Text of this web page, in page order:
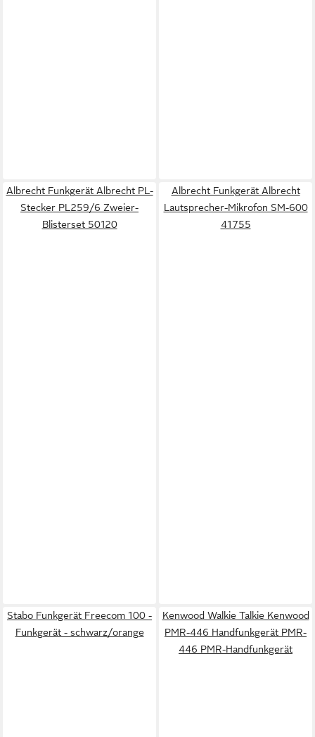
Albrecht Funkgerät Albrecht PL-
Stecker PL259/6 Zweier-
Blisterset 50120
Albrecht Funkgerät Albrecht
Lautsprecher-Mikrofon SM-600
41755
Stabo Funkgerät Freecom 100 -
Funkgerät - schwarz/orange
Kenwood Walkie Talkie Kenwood
PMR-446 Handfunkgerät PMR-
446 PMR-Handfunkgerät